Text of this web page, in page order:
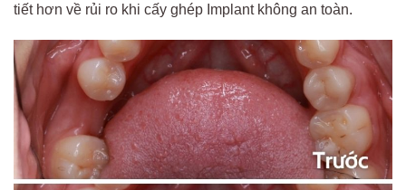
tiết hơn về rủi ro khi cấy ghép Implant không an toàn.